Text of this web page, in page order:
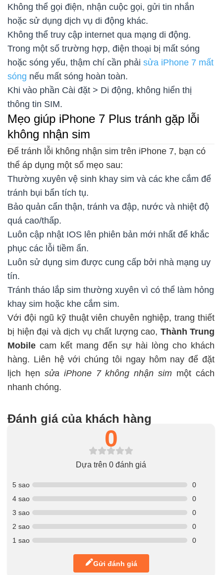
Không thể gọi điện, nhận cuộc gọi, gửi tin nhắn
hoặc sử dụng dịch vụ di động khác.
Không thể truy cập internet qua mạng di động.
Trong một số trường hợp, điện thoại bị mất sóng
hoặc sóng yếu, thậm chí cần phải sửa iPhone 7 mất
sóng nếu mất sóng hoàn toàn.
Khi vào phần Cài đặt > Di động, không hiển thị
thông tin SIM.
Mẹo giúp iPhone 7 Plus tránh gặp lỗi
không nhận sim
Để tránh lỗi không nhận sim trên iPhone 7, bạn có
thể áp dụng một số mẹo sau:
Thường xuyên vệ sinh khay sim và các khe cắm để
tránh bụi bẩn tích tụ.
Bảo quản cẩn thận, tránh va đập, nước và nhiệt độ
quá cao/thấp.
Luôn cập nhật IOS lên phiên bản mới nhất để khắc
phục các lỗi tiềm ẩn.
Luôn sử dụng sim được cung cấp bởi nhà mạng uy
tín.
Tránh tháo lắp sim thường xuyên vì có thể làm hỏng
khay sim hoặc khe cắm sim.
Với đội ngũ kỹ thuật viên chuyên nghiệp, trang thiết
bị hiện đại và dịch vụ chất lượng cao, Thành Trung
Mobile cam kết mang đến sự hài lòng cho khách
hàng. Liên hệ với chúng tôi ngay hôm nay để đặt
lịch hẹn sửa iPhone 7 không nhận sim một cách
nhanh chóng.
Đánh giá của khách hàng
0
Dựa trên 0 đánh giá
5 sao
0
4 sao
0
3 sao
0
2 sao
0
1 sao
0
Gửi đánh giá